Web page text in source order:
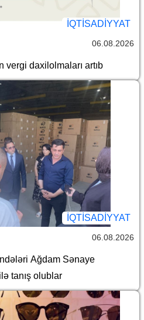
İQTİSADİYYAT
06.08.2026
vergi daxilolmaları artıb
İQTİSADİYYAT
06.08.2026
Ağdam Sənaye
tanış olublar